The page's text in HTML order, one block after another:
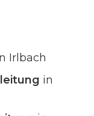
Irlbach
in